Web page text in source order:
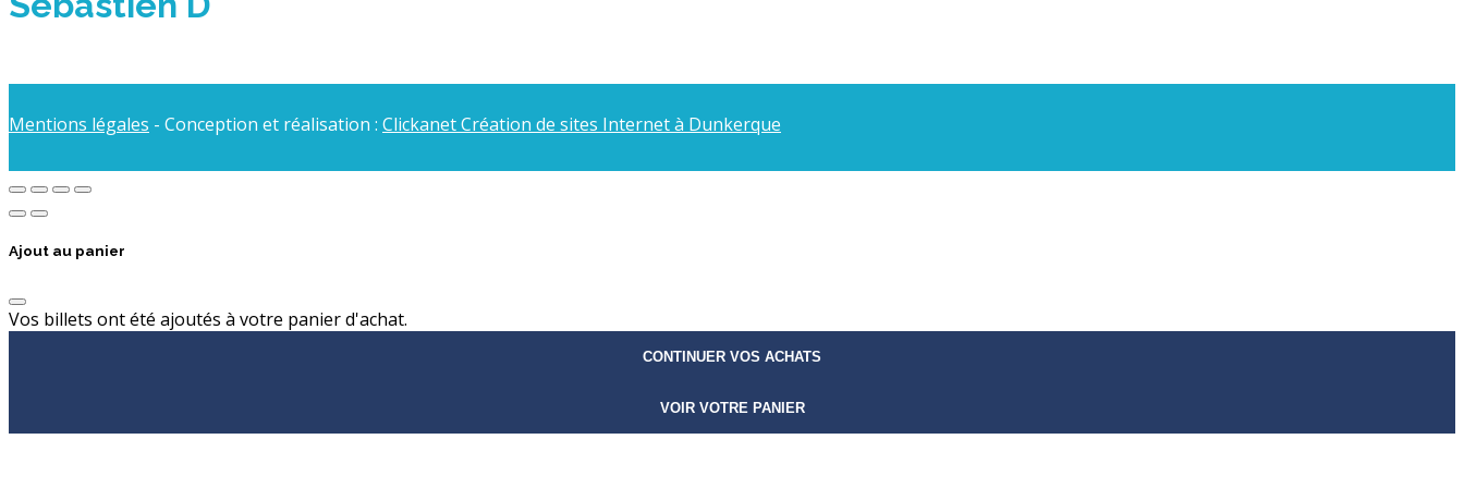
Mentions légales - Conception et réalisation : Clickanet Création de sites Internet à Dunkerque
Ajout au panier
Vos billets ont été ajoutés à votre panier d'achat.
CONTINUER VOS ACHATS
VOIR VOTRE PANIER